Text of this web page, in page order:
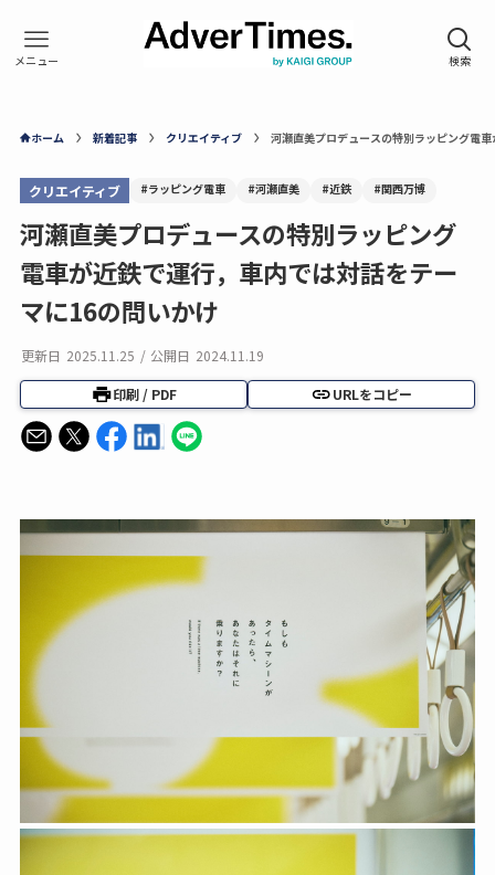
ホーム 新着記事 クリエイティブ 河瀬直美プロデュースの特別ラッピング電
クリエイティブ #ラッピング電車 #河瀬直美 #近鉄 #関西万博
河瀬直美プロデュースの特別ラッピング
電車が近鉄で運行，車内では対話をテー
マに16の問いかけ
更新日 2025.11.25 / 公開日 2024.11.19
印刷 / PDF URLをコピー